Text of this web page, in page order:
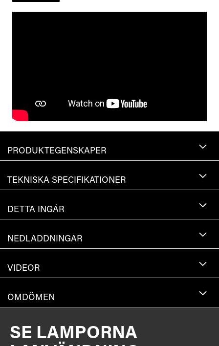
PRODUKTEGENSKAPER
TEKNISKA SPECIFIKATIONER
DETTA INGÅR
NEDLADDNINGAR
VIDEOR
OMDÖMEN
SE LAMPORNA